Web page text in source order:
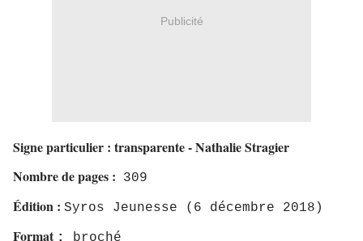
Publicité
Signe particulier : transparente - Nathalie Stragier
Nombre de pages :
309
Édition : Syros Jeunesse (6 décembre 2018)
Format : broché